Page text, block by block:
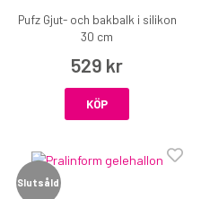
Pufz Gjut- och bakbalk i silikon
30 cm
529 kr
KÖP
Slutsåld